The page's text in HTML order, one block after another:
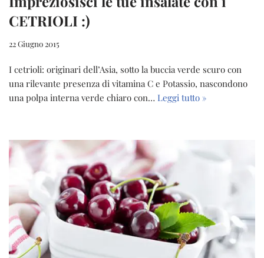
CETRIOLI :)
22 Giugno 2015
I cetrioli: originari dell’Asia, sotto la buccia verde scuro con
una rilevante presenza di vitamina C e Potassio, nascondono
una polpa interna verde chiaro con… Leggi tutto »